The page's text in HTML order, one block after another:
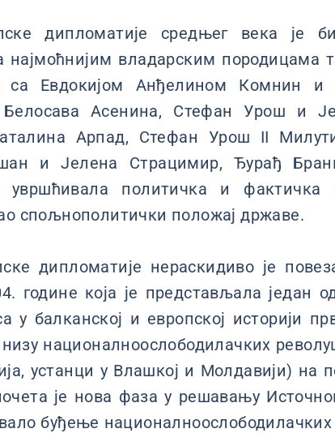
дипломатије средњег века је
најмоћнијим владарским породицама
са Евдокијом Анђелином Комнин и
Асенина, Стефан Урош и
Арпад, Стефан Урош II
и Јелена Страцимир, Ђурађ
увршћивала политичка и фактичка
спољнополитички положај државе.
дипломатије нераскидиво је
године која је представљала један од
у балканској и европској историји
националноослободилачких
устанци у Влашкој и Молдавији) на
је нова фаза у решавању
буђење